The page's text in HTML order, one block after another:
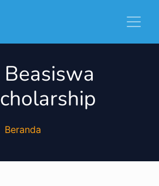
Beasiswa
Beranda